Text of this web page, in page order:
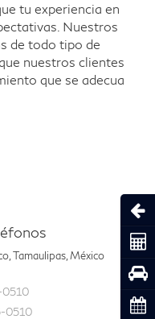
tu experiencia en
Nuestros
de todo tipo de
nuestros clientes
que se adecua
Tamaulipas, México
0510
0510